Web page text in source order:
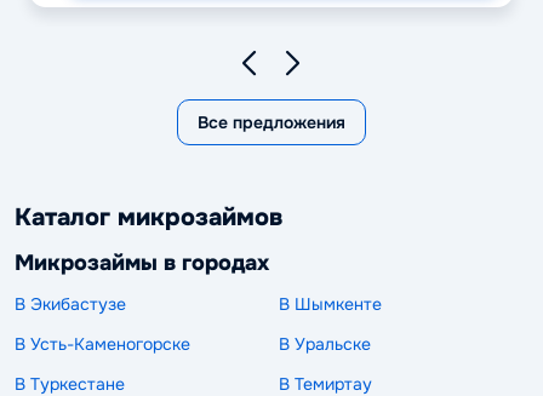
Все предложения
Каталог микрозаймов
Микрозаймы в городах
В Экибастузе
В Шымкенте
В Усть-Каменогорске
В Уральске
В Туркестане
В Темиртау